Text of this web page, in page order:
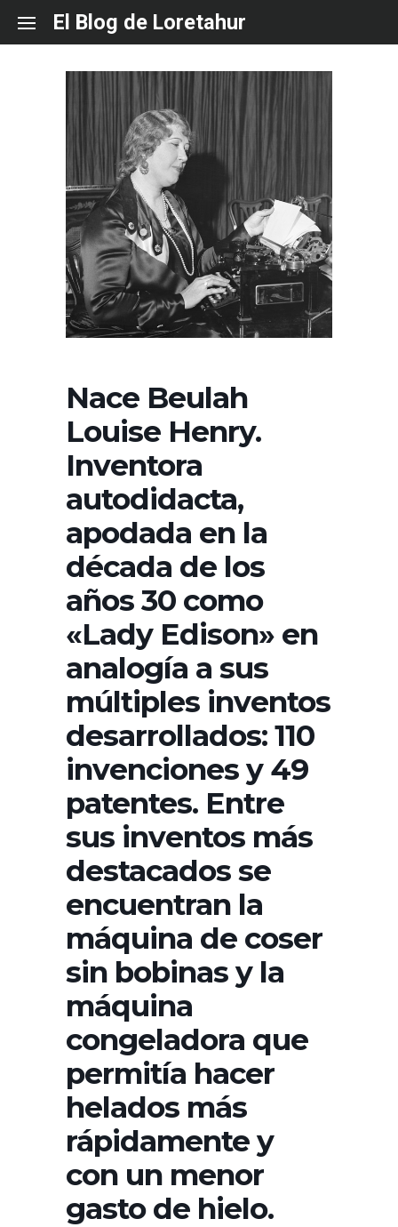
content
El Blog de Loretahur
Nace Beulah
Louise Henry.
Inventora
autodidacta,
apodada en la
década de los
años 30 como
«Lady Edison» en
analogía a sus
múltiples inventos
desarrollados: 110
invenciones y 49
patentes. Entre
sus inventos más
destacados se
encuentran la
máquina de coser
sin bobinas y la
máquina
congeladora que
permitía hacer
helados más
rápidamente y
con un menor
gasto de hielo.